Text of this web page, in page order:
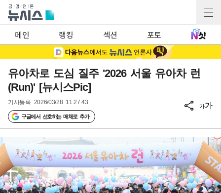
메인 랭킹 섹션 포토
유아차로 도심 질주 '2026 서울 유아차 런
(Run)' [뉴시스Pic]
기사등록 2026/03/28 11:27:43
구글에서 선호하는 매체로 추가
가가